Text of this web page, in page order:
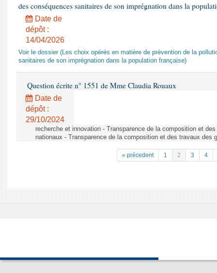
des conséquences sanitaires de son imprégnation dans la
Date de
dépôt :
14/04/2026
Voir le dossier (Les choix opérés en matière de prévention de la
sanitaires de son imprégnation dans la population française)
Question écrite n° 1551 de Mme Claudia Rouaux
Date de
dépôt :
29/10/2024
recherche et innovation - Transparence de la composition et
nationaux - Transparence de la composition et des travaux des
« précedent 1 2 3 4